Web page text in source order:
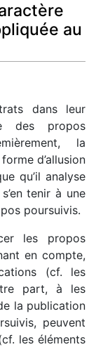
au
dans leur
des propos
la
d’allusion
qu’il analyse
tenir à une
poursuivis.
les propos
en compte,
(cf. les
part, à les
la publication
peuvent
les éléments